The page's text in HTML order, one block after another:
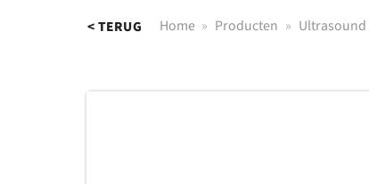
< TERUG Home » Producten » Ultrasound